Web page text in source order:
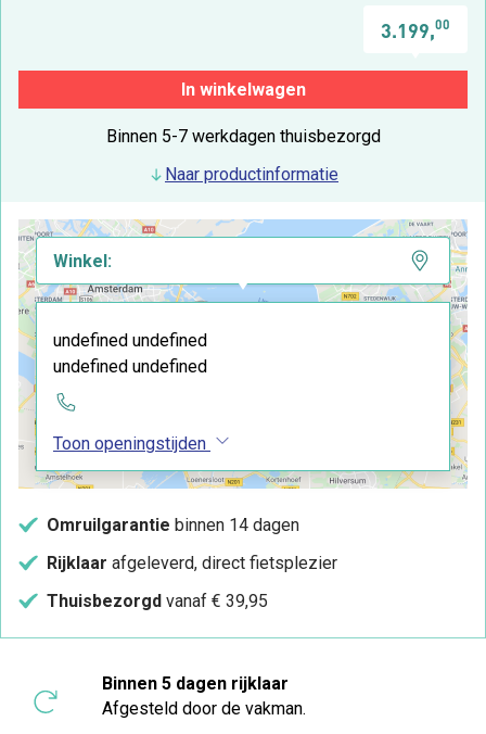
3.199,00
In winkelwagen
Binnen 5-7 werkdagen thuisbezorgd
Naar productinformatie
Winkel:
undefined undefined
undefined undefined
Toon openingstijden
Omruilgarantie binnen 14 dagen
Rijklaar afgeleverd, direct fietsplezier
Thuisbezorgd vanaf € 39,95
Binnen 5 dagen rijklaar
Afgesteld door de vakman.